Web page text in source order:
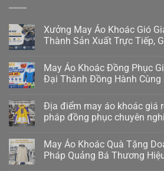
Xưởng May Áo Khoác Gió
Thành Sản Xuất Trực Tiếp,
May Áo Khoác Đồng Phục
Đại Thành Đồng Hành Cùng
Địa điểm may áo khoác giá
pháp đồng phục chuyên
May Áo Khoác Quà Tặng
Pháp Quảng Bá Thương